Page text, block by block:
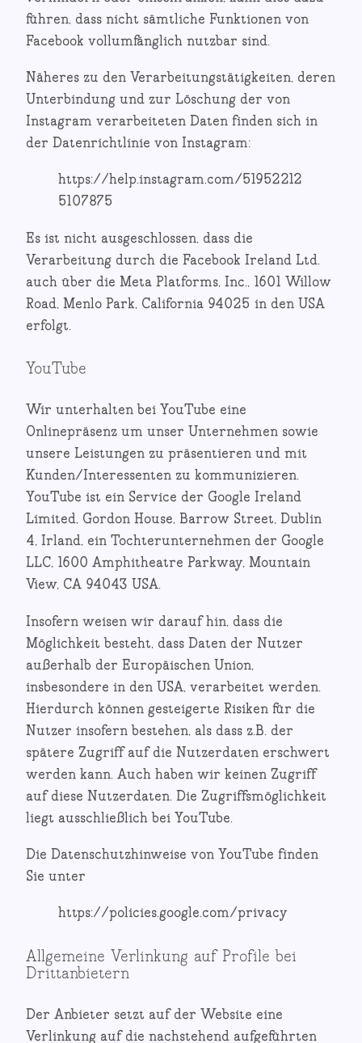
führen, dass nicht sämtliche Funktionen von
Facebook vollumfänglich nutzbar sind.
Näheres zu den Verarbeitungstätigkeiten, deren
Unterbindung und zur Löschung der von
Instagram verarbeiteten Daten finden sich in
der Datenrichtlinie von Instagram:
https://help.instagram.com/51952212
5107875
Es ist nicht ausgeschlossen, dass die
Verarbeitung durch die Facebook Ireland Ltd.
auch über die Meta Platforms, Inc., 1601 Willow
Road, Menlo Park, California 94025 in den USA
erfolgt.
YouTube
Wir unterhalten bei YouTube eine
Onlinepräsenz um unser Unternehmen sowie
unsere Leistungen zu präsentieren und mit
Kunden/Interessenten zu kommunizieren.
YouTube ist ein Service der Google Ireland
Limited, Gordon House, Barrow Street, Dublin
4, Irland, ein Tochterunternehmen der Google
LLC, 1600 Amphitheatre Parkway, Mountain
View, CA 94043 USA.
Insofern weisen wir darauf hin, dass die
Möglichkeit besteht, dass Daten der Nutzer
außerhalb der Europäischen Union,
insbesondere in den USA, verarbeitet werden.
Hierdurch können gesteigerte Risiken für die
Nutzer insofern bestehen, als dass z.B. der
spätere Zugriff auf die Nutzerdaten erschwert
werden kann. Auch haben wir keinen Zugriff
auf diese Nutzerdaten. Die Zugriffsmöglichkeit
liegt ausschließlich bei YouTube.
Die Datenschutzhinweise von YouTube finden
Sie unter
https://policies.google.com/privacy
Allgemeine Verlinkung auf Profile bei
Drittanbietern
Der Anbieter setzt auf der Website eine
Verlinkung auf die nachstehend aufgeführten